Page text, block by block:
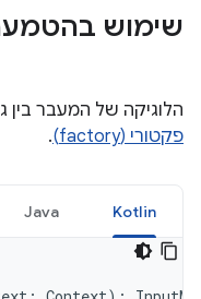
שימוש
הלוגיקה של המעבר
פקטורי (factory)
.
Kotlin
Java